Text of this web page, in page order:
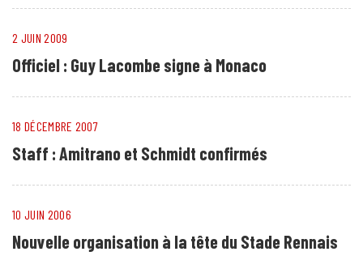
2 JUIN 2009
Officiel : Guy Lacombe signe à Monaco
18 DÉCEMBRE 2007
Staff : Amitrano et Schmidt confirmés
10 JUIN 2006
Nouvelle organisation à la tête du Stade Rennais